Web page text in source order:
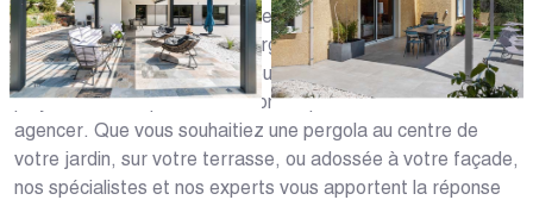
leurs formes, tailles et matières, les types de toits comme
les lames orientables pour pergola bioclimatique, les textiles
tendus, les toiles dépliantes ou encore les plaques
polycarbonates possibles selon l'espace extérieur à
agencer. Que vous souhaitiez une pergola au centre de
votre jardin, sur votre terrasse, ou adossée à votre façade,
nos spécialistes et nos experts vous apportent la réponse